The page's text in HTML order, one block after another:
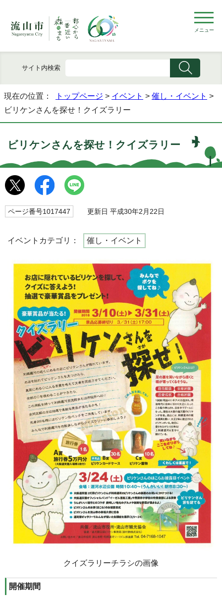
メニュー
サイト内検索
現在の位置： トップページ > イベント > 催し・イベント >
ビリケンさんを探せ！クイズラリー
ビリケンさんを探せ！クイズラリー
ページ番号1017447 更新日 平成30年2月22日
イベントカテゴリ： 催し・イベント
クイズラリーチラシの画像
開催期間